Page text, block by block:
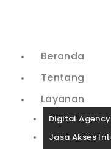
Beranda
Tentang
Layanan
Digital Agency
Jasa Akses